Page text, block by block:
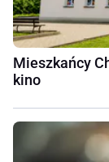
Mieszkańcy
kino